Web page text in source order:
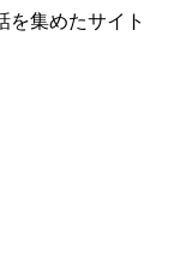
を集めたサイト